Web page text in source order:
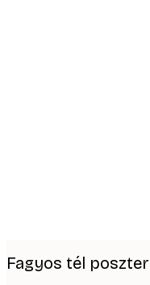
Fagyos tél poszter